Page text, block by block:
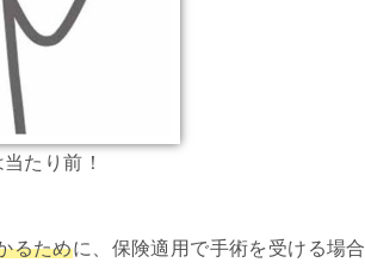
たり前！
るために、保険適用で手術を受ける場合